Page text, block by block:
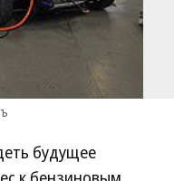
будущее